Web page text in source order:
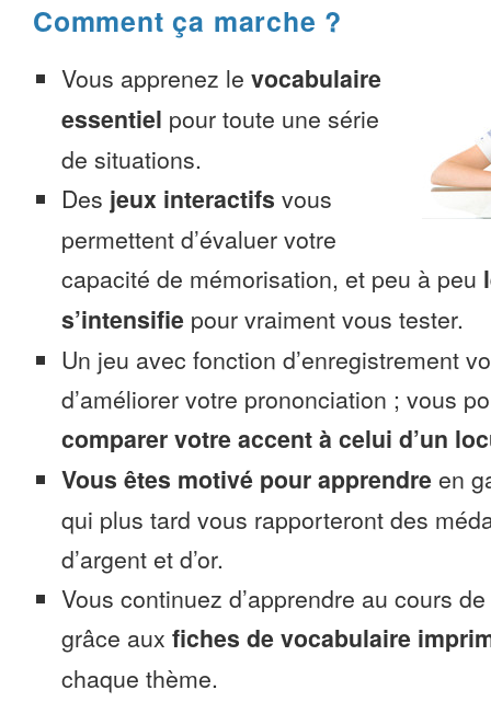
Comment ça marche ?
Vous apprenez le vocabulaire
essentiel pour toute une série
de situations.
Des jeux interactifs vous
permettent d’évaluer votre
capacité de mémorisation, et peu à peu
s’intensifie pour vraiment vous tester.
Un jeu avec fonction d’enregistrement
d’améliorer votre prononciation ; vous
comparer votre accent à celui d’un
Vous êtes motivé pour apprendre en
qui plus tard vous rapporteront des
d’argent et d’or.
Vous continuez d’apprendre au cours
grâce aux fiches de vocabulaire
chaque thème.